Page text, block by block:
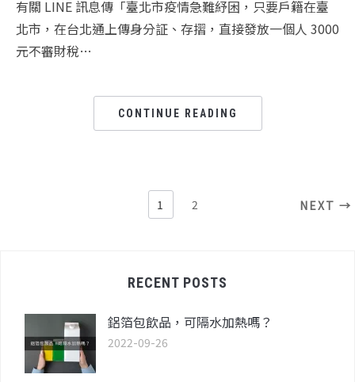
有關 LINE 訊息傳「臺北市疫情急難紓困，只要戶籍在臺
北市，在台北通上傳身分証、存摺，直接發放一個人 3000
元不審財稅…
CONTINUE READING
1 2 NEXT →
RECENT POSTS
鋁箔包飲品，可隔水加熱嗎？
2022-09-26